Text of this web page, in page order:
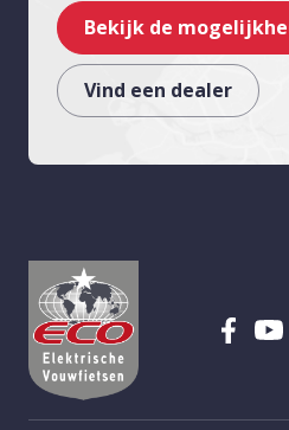
Bekijk de
Vind een dealer